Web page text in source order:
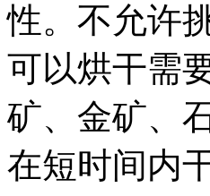
性。不允许
可以烘干需
矿、金矿、
在短时间内